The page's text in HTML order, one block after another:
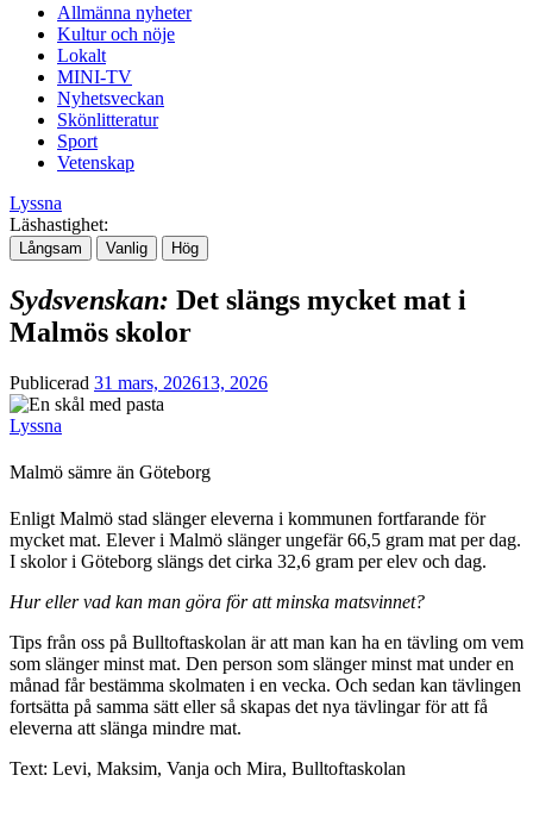
Allmänna nyheter
Kultur och nöje
Lokalt
MINI-TV
Nyhetsveckan
Skönlitteratur
Sport
Vetenskap
Lyssna
Läshastighet:
Långsam Vanlig Hög
Sydsvenskan: Det slängs mycket mat i
Malmös skolor
Publicerad 31 mars, 202613, 2026
Lyssna
Malmö sämre än Göteborg
Enligt Malmö stad slänger eleverna i kommunen fortfarande för
mycket mat. Elever i Malmö slänger ungefär 66,5 gram mat per dag.
I skolor i Göteborg slängs det cirka 32,6 gram per elev och dag.
Hur eller vad kan man göra för att minska matsvinnet?
Tips från oss på Bulltoftaskolan är att man kan ha en tävling om vem
som slänger minst mat. Den person som slänger minst mat under en
månad får bestämma skolmaten i en vecka. Och sedan kan tävlingen
fortsätta på samma sätt eller så skapas det nya tävlingar för att få
eleverna att slänga mindre mat.
Text: Levi, Maksim, Vanja och Mira, Bulltoftaskolan